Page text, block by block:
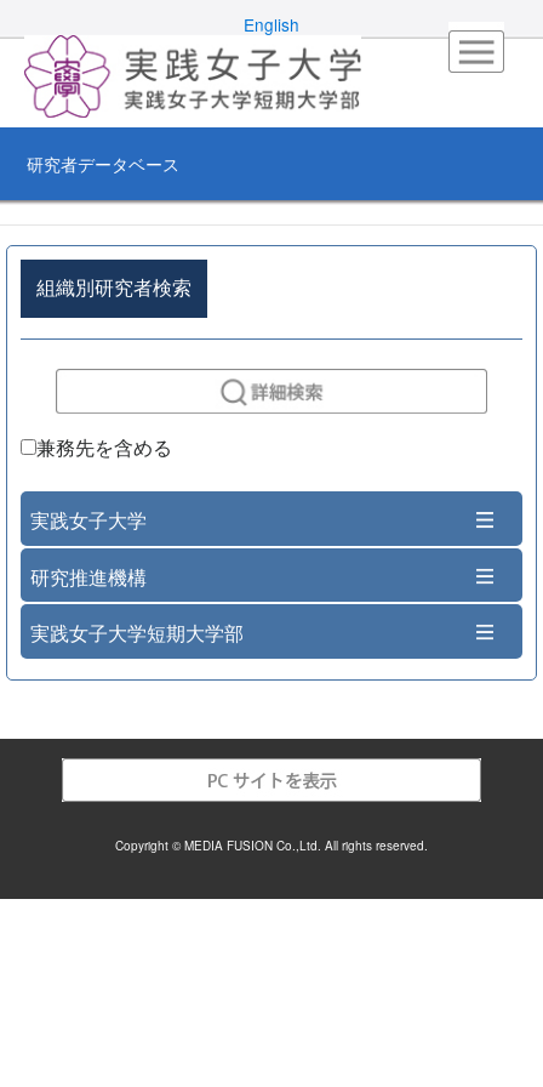
English
研究者データベース
組織別研究者検索
兼務先を含める
実践女子大学
研究推進機構
実践女子大学短期大学部
Copyright © MEDIA FUSION Co.,Ltd. All rights reserved.